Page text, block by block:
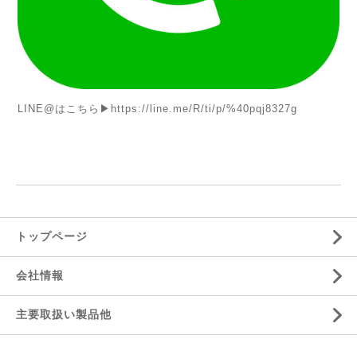
LINE@はこちら ▶ https://line.me/R/ti/p/%40pqj8327g
トップページ
会社情報
主要取扱い製品他